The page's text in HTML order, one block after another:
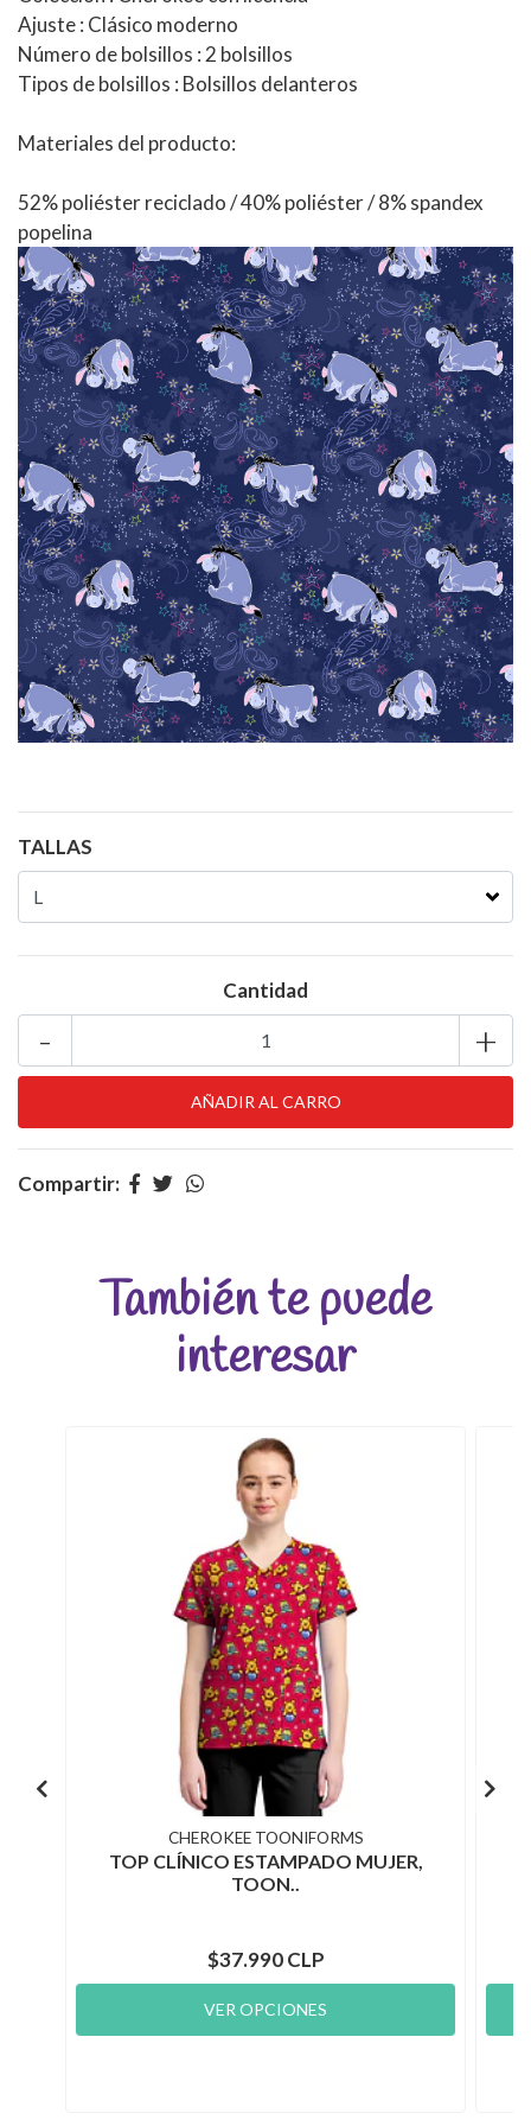
Ajuste: Clásico moderno
Número de bolsillos : 2 bolsillos
Tipos de bolsillos : Bolsillos delanteros
Materiales del producto:
52% poliéster reciclado / 40% poliéster / 8% spandex
popelina
TALLAS
Cantidad
+
-
Compartir:
También te puede
interesar
CHEROKEE TOONIFORMS
TOP CLÍNICO ESTAMPADO MUJER,
TOON..
$37.990 CLP
VER OPCIONES